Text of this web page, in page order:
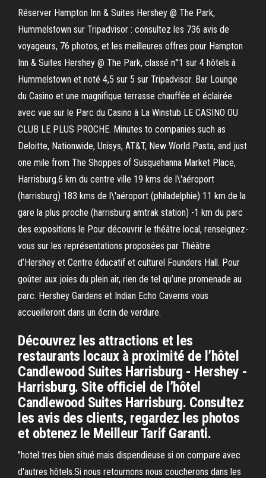
Réserver Hampton Inn & Suites Hershey @ The Park,
Hummelstown sur Tripadvisor : consultez les 736 avis de
voyageurs, 76 photos, et les meilleures offres pour Hampton
Inn & Suites Hershey @ The Park, classé n°1 sur 4 hôtels à
Hummelstown et noté 4,5 sur 5 sur Tripadvisor. Bar Lounge
du Casino et une magnifique terrasse chauffée et éclairée
avec vue sur le Parc du Casino à La Winstub LE CASINO OU
CLUB LE PLUS PROCHE. Minutes to companies such as
Deloitte, Nationwide, Unisys, AT&T, New World Pasta, and just
one mile from The Shoppes of Susquehanna Market Place,
Harrisburg.6 km du centre ville 19 kms de l\'aéroport
(harrisburg) 183 kms de l\'aéroport (philadelphie) 11 km de la
gare la plus proche (harrisburg amtrak station) -1 km du parc
des expositions le Pour découvrir le théâtre local, renseignez-
vous sur les représentations proposées par Théâtre
d’Hershey et Centre éducatif et culturel Founders Hall. Pour
goûter aux joies du plein air, rien de tel qu’une promenade au
parc. Hershey Gardens et Indian Echo Caverns vous
accueilleront dans un écrin de verdure.
Découvrez les attractions et les
restaurants locaux à proximité de l’hôtel
Candlewood Suites Harrisburg - Hershey -
Harrisburg. Site officiel de l’hôtel
Candlewood Suites Harrisburg. Consultez
les avis des clients, regardez les photos
et obtenez le Meilleur Tarif Garanti.
"hotel tres bien situé mais dispendieuse si on compare avec
d'autres hôtels.Si nous retournons nous coucherons dans les